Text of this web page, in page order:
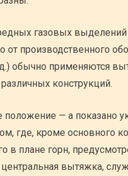
газовых выделений
от производственного
д.) обычно применяются
конструкций.
положение — а показано
где, кроме основного
в плане горн,
вытяжка,